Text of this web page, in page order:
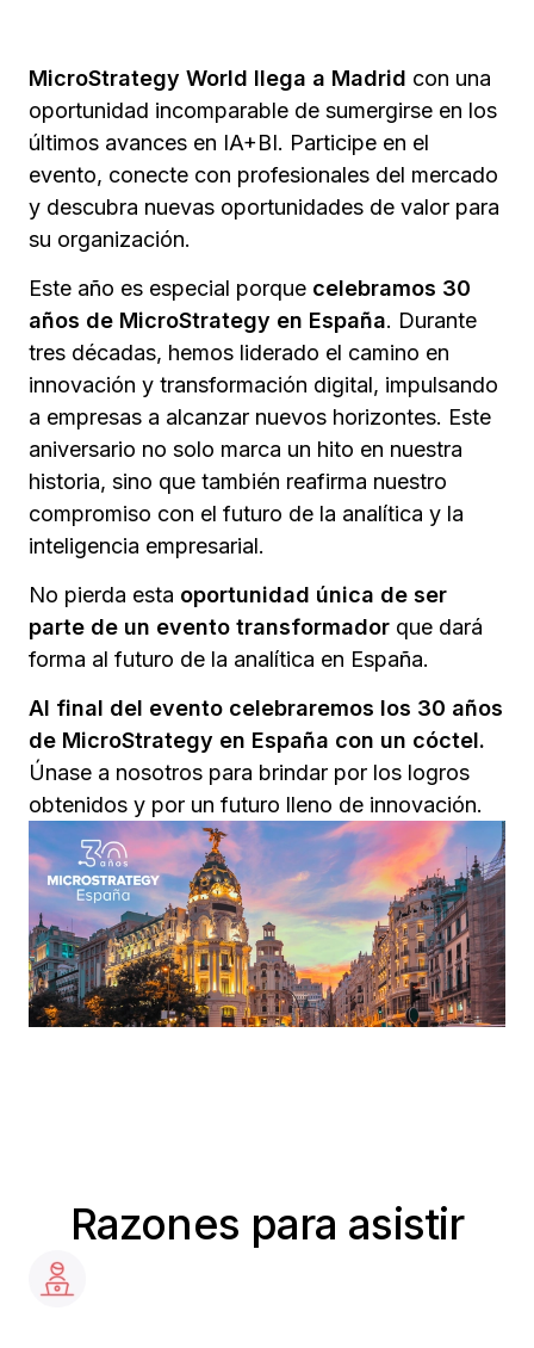
MicroStrategy World llega a Madrid con una
oportunidad incomparable de sumergirse en los
últimos avances en IA+BI. Participe en el
evento, conecte con profesionales del mercado
y descubra nuevas oportunidades de valor para
su organización.
Este año es especial porque celebramos 30
años de MicroStrategy en España. Durante
tres décadas, hemos liderado el camino en
innovación y transformación digital, impulsando
a empresas a alcanzar nuevos horizontes. Este
aniversario no solo marca un hito en nuestra
historia, sino que también reafirma nuestro
compromiso con el futuro de la analítica y la
inteligencia empresarial.
No pierda esta oportunidad única de ser
parte de un evento transformador que dará
forma al futuro de la analítica en España.
Al final del evento celebraremos los 30 años
de MicroStrategy en España con un cóctel.
Únase a nosotros para brindar por los logros
obtenidos y por un futuro lleno de innovación.
Razones para asistir​